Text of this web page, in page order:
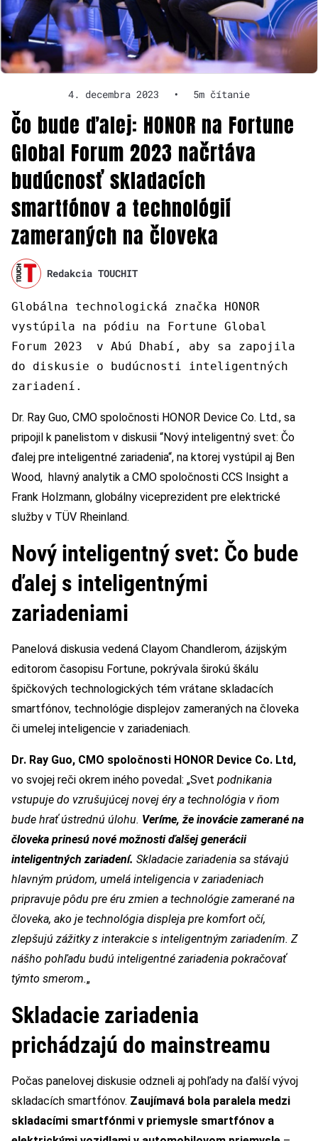
4. decembra 2023 • 5m čítanie
Čo bude ďalej: HONOR na Fortune
Global Forum 2023 načrtáva
budúcnosť skladacích
smartfónov a technológií
zameraných na človeka
Redakcia TOUCHIT
Globálna technologická značka HONOR
vystúpila na pódiu na Fortune Global
Forum 2023 v Abú Dhabí, aby sa zapojila
do diskusie o budúcnosti inteligentných
zariadení.
Dr. Ray Guo, CMO spoločnosti HONOR Device Co. Ltd., sa
pripojil k panelistom v diskusii “Nový inteligentný svet: Čo
ďalej pre inteligentné zariadenia“, na ktorej vystúpil aj Ben
Wood, hlavný analytik a CMO spoločnosti CCS Insight a
Frank Holzmann, globálny viceprezident pre elektrické
služby v TÜV Rheinland.
Nový inteligentný svet: Čo bude
ďalej s inteligentnými
zariadeniami
Panelová diskusia vedená Clayom Chandlerom, ázijským
editorom časopisu Fortune, pokrývala širokú škálu
špičkových technologických tém vrátane skladacích
smartfónov, technológie displejov zameraných na človeka
či umelej inteligencie v zariadeniach.
Dr. Ray Guo, CMO spoločnosti HONOR Device Co. Ltd,
vo svojej reči okrem iného povedal: „Svet podnikania
vstupuje do vzrušujúcej novej éry a technológia v ňom
bude hrať ústrednú úlohu. Veríme, že inovácie zamerané na
človeka prinesú nové možnosti ďalšej generácii
inteligentných zariadení. Skladacie zariadenia sa stávajú
hlavným prúdom, umelá inteligencia v zariadeniach
pripravuje pôdu pre éru zmien a technológie zamerané na
človeka, ako je technológia displeja pre komfort očí,
zlepšujú zážitky z interakcie s inteligentným zariadením. Z
nášho pohľadu budú inteligentné zariadenia pokračovať
týmto smerom.„
Skladacie zariadenia
prichádzajú do mainstreamu
Počas panelovej diskusie odzneli aj pohľady na ďalší vývoj
skladacích smartfónov. Zaujímavá bola paralela medzi
skladacími smartfónmi v priemysle smartfónov a